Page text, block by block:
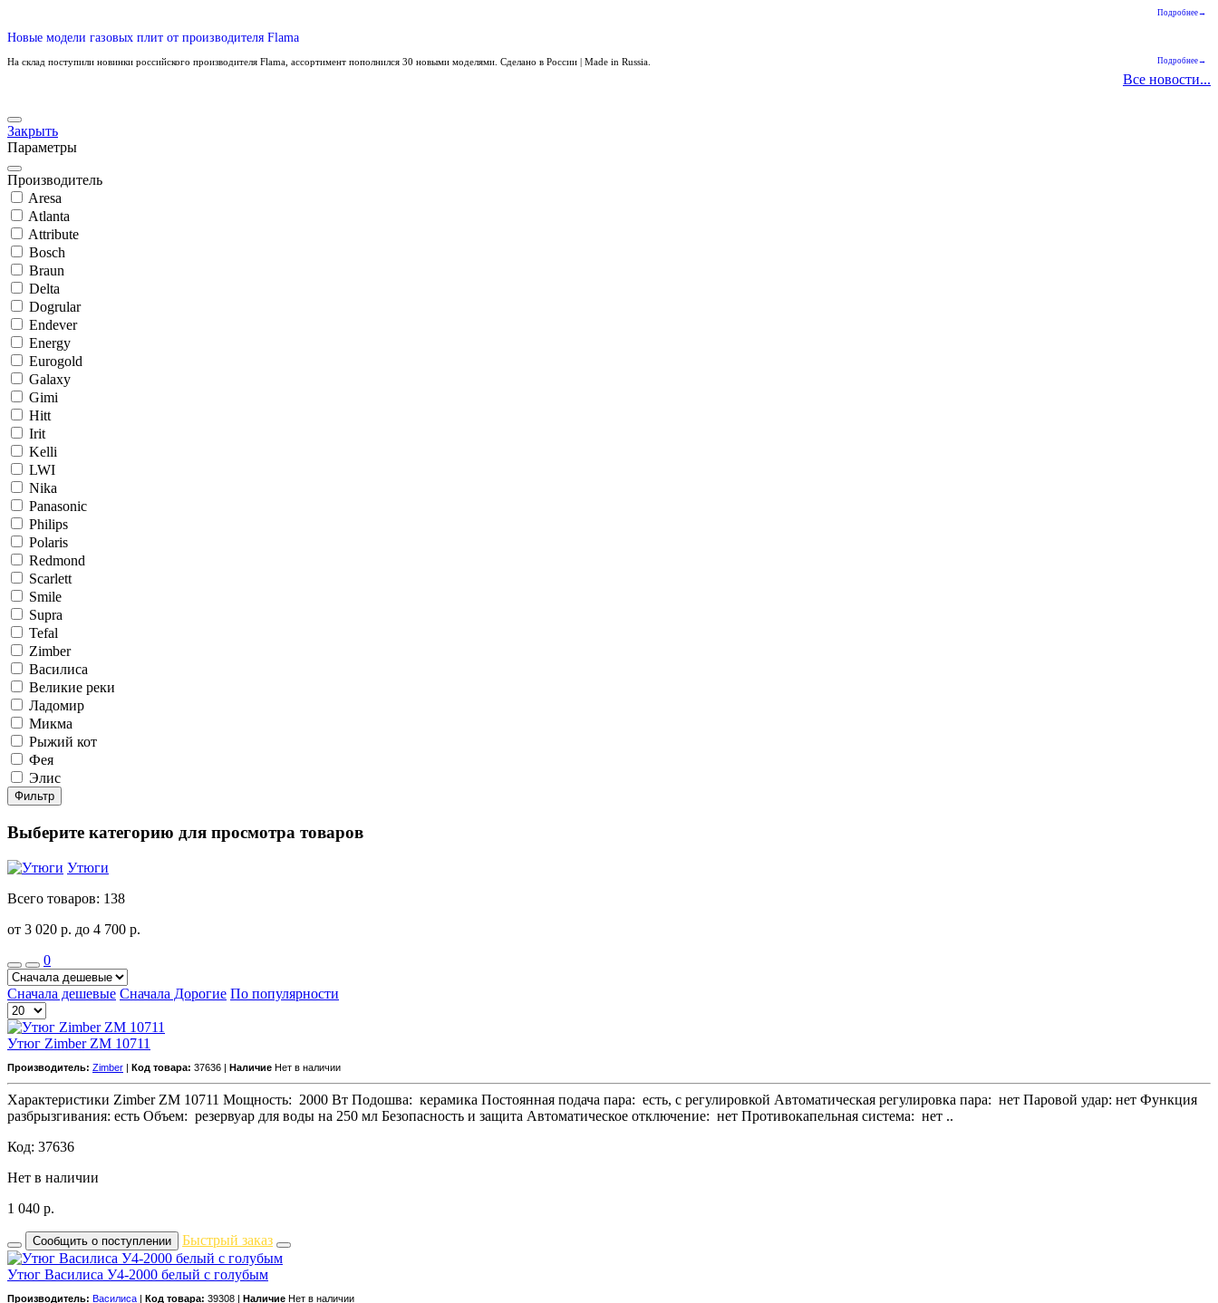
Подробнее→
Новые модели газовых плит от производителя Flama
На склад поступили новинки российского производителя Flama, ассортимент пополнился 30 новыми моделями. Сделано в России | Made in Russia. Подробнее→
Все новости...
Закрыть
Параметры
Производитель
Aresa
Atlanta
Attribute
Bosch
Braun
Delta
Dogrular
Endever
Energy
Eurogold
Galaxy
Gimi
Hitt
Irit
Kelli
LWI
Nika
Panasonic
Philips
Polaris
Redmond
Scarlett
Smile
Supra
Tefal
Zimber
Василиса
Великие реки
Ладомир
Микма
Рыжий кот
Фея
Элис
Фильтр
Выберите категорию для просмотра товаров
Утюги
Всего товаров: 138
от 3 020 р. до 4 700 р.
0
Сначала дешевые Сначала Дорогие По популярности
Утюг Zimber ZM 10711
Производитель: Zimber | Код товара: 37636 | Наличие Нет в наличии
Характеристики Zimber ZM 10711 Мощность: 2000 Вт Подошва: керамика Постоянная подача пара: есть, с регулировкой Автоматическая регулировка пара: нет Паровой удар: нет Функция
разбрызгивания: есть Объем: резервуар для воды на 250 мл Безопасность и защита Автоматическое отключение: нет Противокапельная система: нет ..
Код: 37636
Нет в наличии
1 040 р.
Сообщить о поступлении Быстрый заказ
Утюг Василиса У4-2000 белый с голубым
Производитель: Василиса | Код товара: 39308 | Наличие Нет в наличии